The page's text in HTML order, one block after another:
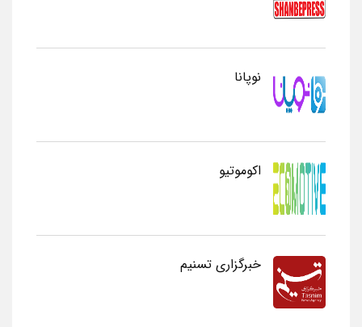
نوپانا
اکوموتیو
خبرگزاری تسنیم